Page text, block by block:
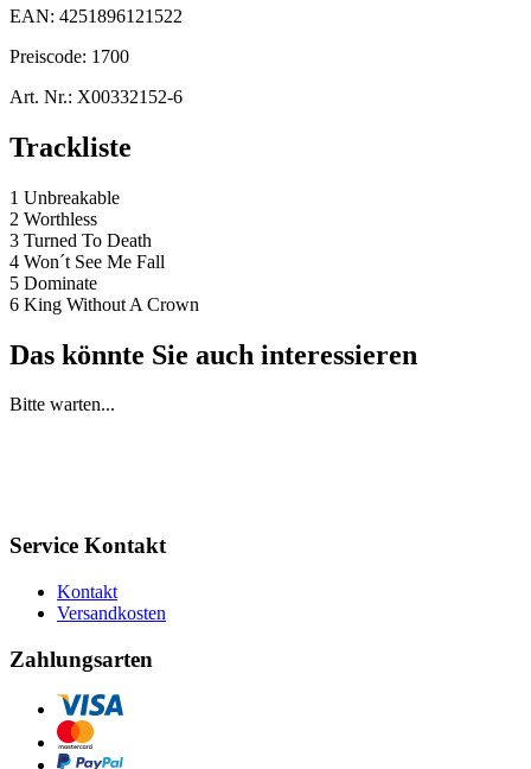
EAN: 4251896121522
Preiscode: 1700
Art. Nr.: X00332152-6
Trackliste
1 Unbreakable
2 Worthless
3 Turned To Death
4 Won´t See Me Fall
5 Dominate
6 King Without A Crown
Das könnte Sie auch interessieren
Bitte warten...
Service Kontakt
Kontakt
Versandkosten
Zahlungsarten